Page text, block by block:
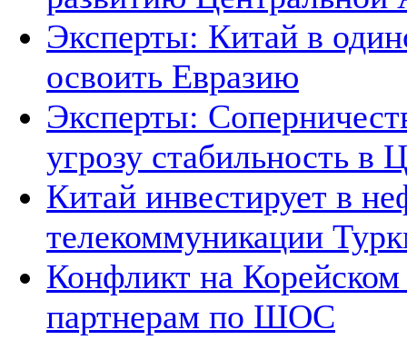
Эксперты: Китай в
освоить Евразию
Эксперты:
угрозу стабильность в
Китай инвестирует в
телекоммуникации
Конфликт на
партнерам по ШОС